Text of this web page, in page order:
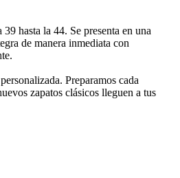
hasta la 44. Se presenta en una
de manera inmediata con
Preparamos cada
zapatos clásicos lleguen a tus